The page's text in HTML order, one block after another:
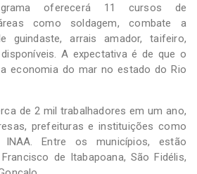
oferecerá 11 cursos de
como soldagem, combate a
guindaste, arrais amador, taifeiro,
A expectativa é de que o
economia do mar no estado do Rio
de 2 mil trabalhadores em um ano,
prefeituras e instituições como
INAA. Entre os municípios, estão
de Itabapoana, São Fidélis,